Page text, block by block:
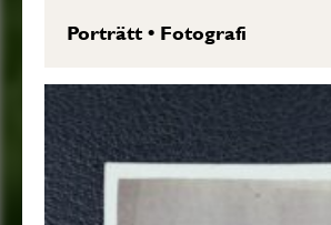
Porträtt• Fotografi